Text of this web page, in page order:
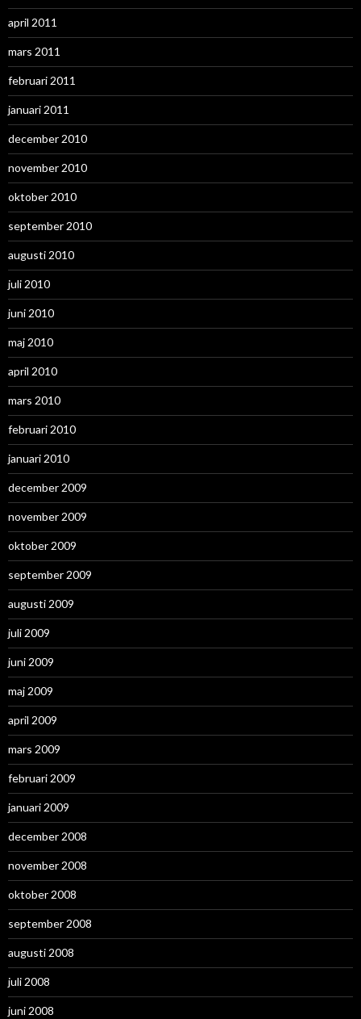
april 2011
mars 2011
februari 2011
januari 2011
december 2010
november 2010
oktober 2010
september 2010
augusti 2010
juli 2010
juni 2010
maj 2010
april 2010
mars 2010
februari 2010
januari 2010
december 2009
november 2009
oktober 2009
september 2009
augusti 2009
juli 2009
juni 2009
maj 2009
april 2009
mars 2009
februari 2009
januari 2009
december 2008
november 2008
oktober 2008
september 2008
augusti 2008
juli 2008
juni 2008